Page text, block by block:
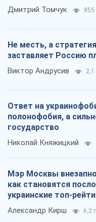
Дмитрий Томчук 855
Не месть, а
заставляет Россию
Виктор Андрусив 2,1
Ответ на
полонофобия, а
государство
Николай Княжицкий
Мэр Москвы
как становятся
украинские топ-
Александр Кирш 6,2